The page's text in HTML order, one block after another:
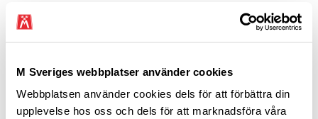
M Sveriges webbplatser använder cookies
Webbplatsen använder cookies dels för att förbättra din
upplevelse hos oss och dels för att marknadsföra våra
bör åtgärdas så snart som möjligt. I samband med
planerat underhåll måste också vägrenar förstärkas,
asfaltskant samt avrinning säkras liksom farliga räcken
och sidoområden åtgärdas. Vissa av dessa åtgärder kan
utföras till i sammanhanget obetydliga merkostnader.